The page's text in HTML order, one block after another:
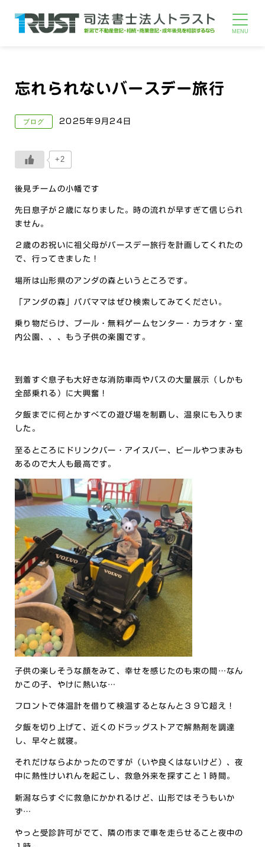
忘れられないバースデー旅行
ブログ 2025年9月24日
+2
後見チームの小幡です
先日息子が２歳になりました。時の流れが早すぎて信じられ
ません。
２歳のお祝いに祖父母がバースデー旅行を計画してくれたの
で、行ってきました！
場所は山形県のアンダの森というところです。
「アンダの森」パパママはぜひ検索してみてください。
乗り物だらけ、プール・無料ゲームセンター・カラオケ・室
内公園、、、もう子供の楽園です。
到着すぐ息子も大好きな消防車両やバスの大量展示（しかも
全部乗れる）に大興奮！
夕飯までに何とかすべての遊び場を制覇し、温泉にも入りま
した。
至るところにドリンクバー・アイスバー、ビールやつまみも
あるので大人も最高です。
子供の楽しそうな顔をみて、幸せを感じたのも束の間…なん
かこの子、やけに熱いな…
フロントで体温計を借りて検温するとなんと３９℃超え！
夕飯を切り上げて、近くのドラッグストアで解熱剤を調達
し、早々と就寝。
それだけならよかったのですが（いや良くはないけど）、夜
中に熱性けいれんを起こし、救急外来を探すこと１時間。
新潟ならすぐに救急にかかれるけど、山形ではそうもいか
ず…
やっと受診許可がでて、隣の市まで車を走らせること夜中の